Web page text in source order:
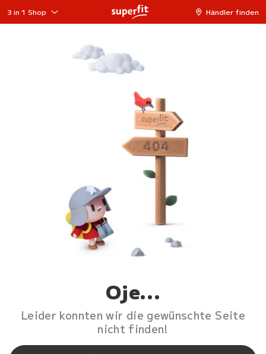
3 in 1 Shop Händler finden
Oje...
Leider konnten wir die gewünschte Seite
nicht finden!